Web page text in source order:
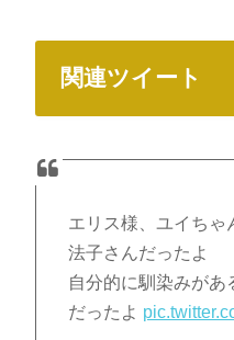
関連ツイート
エリス様、ユイちゃ
法子さんだったよ
自分的に馴染みが
だったよ